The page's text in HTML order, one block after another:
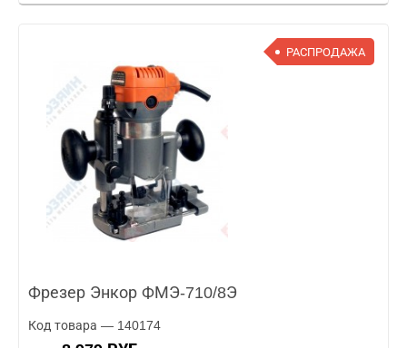
РАСПРОДАЖА
Фрезер Энкор ФМЭ-710/8Э
Код товара — 140174